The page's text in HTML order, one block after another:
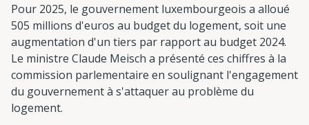
Pour 2025, le gouvernement luxembourgeois a alloué
505 millions d'euros au budget du logement, soit une
augmentation d'un tiers par rapport au budget 2024.
Le ministre Claude Meisch a présenté ces chiffres à la
commission parlementaire en soulignant l'engagement
du gouvernement à s'attaquer au problème du
logement.